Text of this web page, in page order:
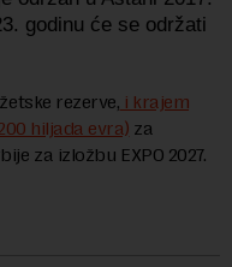
godinu će se održati
rezerve, i krajem
hiljada evra) za
za izložbu EXPO 2027.